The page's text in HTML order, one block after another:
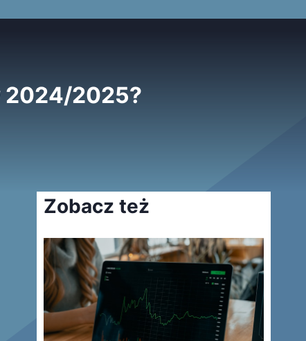
2024/2025?
Zobacz też